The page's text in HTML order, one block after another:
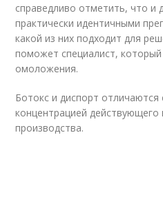
справедливо отметить, что и
практически идентичными
какой из них подходит для
поможет специалист,
омоложения.
Ботокс и диспорт
концентрацией
производства.